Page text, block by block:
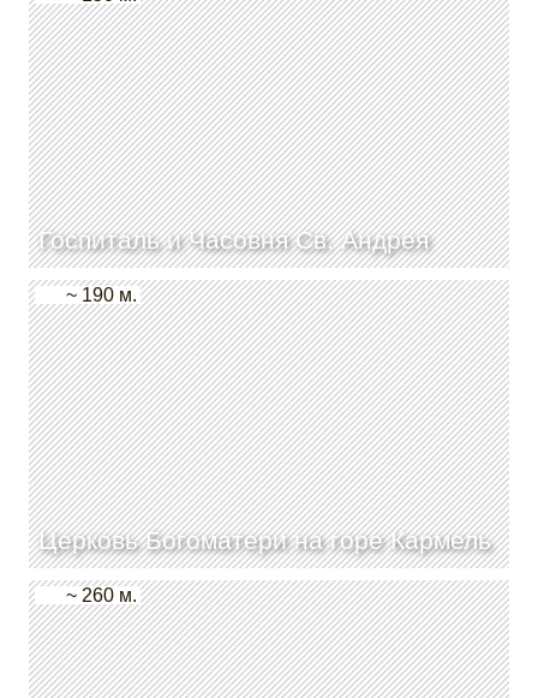
Госпиталь и Часовня Св. Андрея
Церковь Богоматери на горе Кармель
~ 190 м.
~ 260 м.